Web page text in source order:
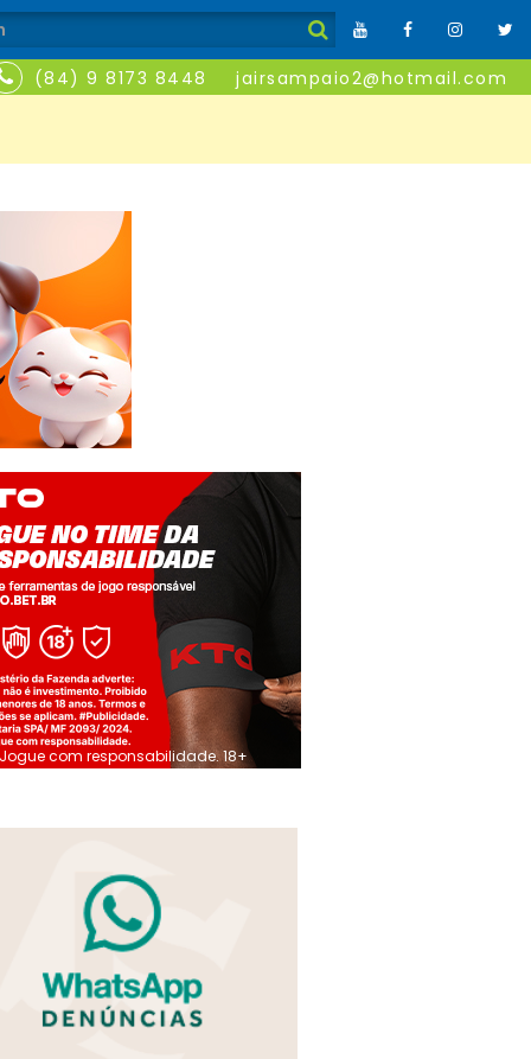
(84) 9 8173 8448 jairsampaio2@hotmail.com
Jogue com responsabilidade. 18+